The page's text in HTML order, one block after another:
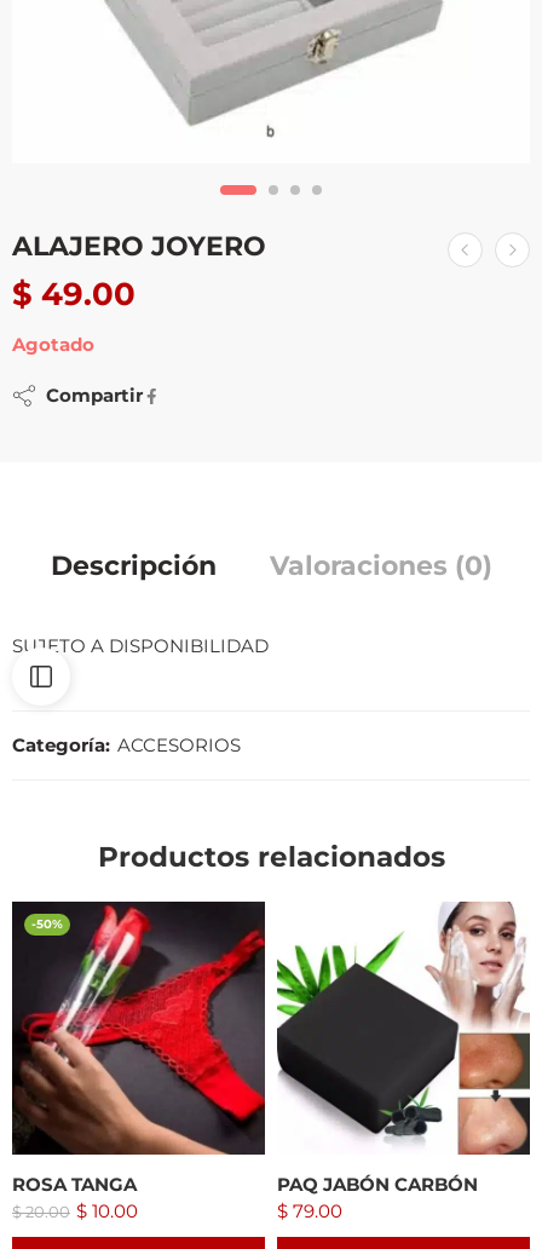
ALAJERO JOYERO
$ 49.00
Agotado
Compartir
Descripción Valoraciones (0)
SUJETO A DISPONIBILIDAD
Categoría: ACCESORIOS
Productos relacionados
-50%
ROSA TANGA
$20.00 $ 10.00
PAQ JABÓN CARBÓN
$ 79.00